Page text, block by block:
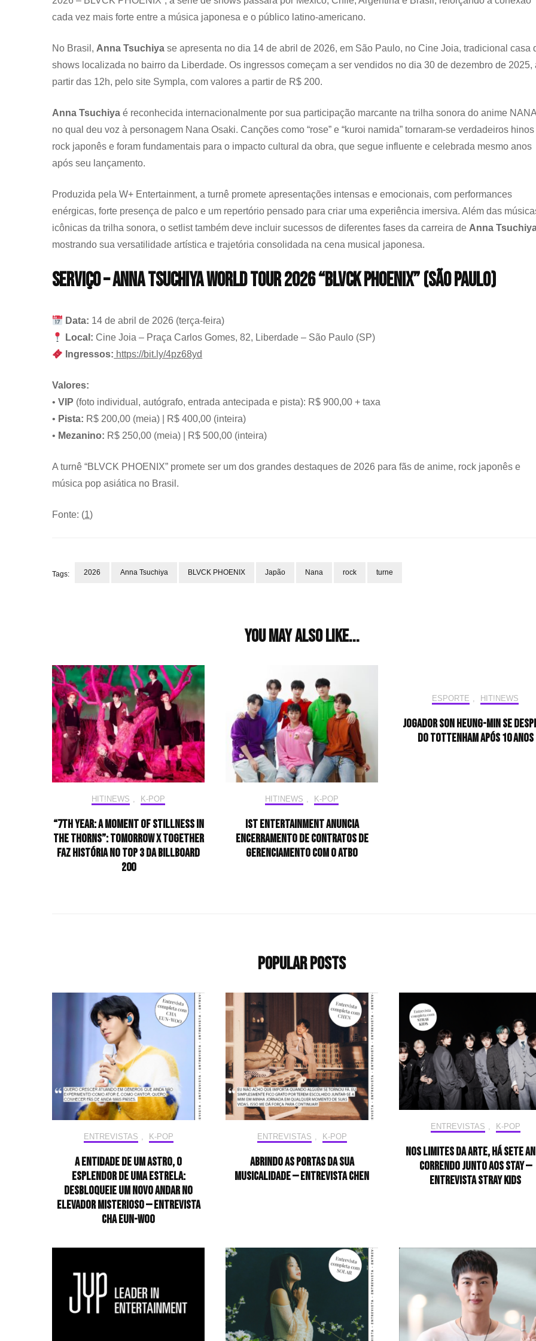
cada vez mais forte entre a música japonesa e o público latino-americano.
No Brasil, Anna Tsuchiya se apresenta no dia 14 de abril de 2026, em São Paulo, no Cine Joia, tradicional casa
shows localizada no bairro da Liberdade. Os ingressos começam a ser vendidos no dia 30 de dezembro de 2025,
partir das 12h, pelo site Sympla, com valores a partir de R$ 200.
Anna Tsuchiya é reconhecida internacionalmente por sua participação marcante na trilha sonora do anime
no qual deu voz à personagem Nana Osaki. Canções como “rose” e “kuroi namida” tornaram-se verdadeiros
rock japonês e foram fundamentais para o impacto cultural da obra, que segue influente e celebrada mesmo anos
após seu lançamento.
Produzida pela W+ Entertainment, a turnê promete apresentações intensas e emocionais, com performances
enérgicas, forte presença de palco e um repertório pensado para criar uma experiência imersiva. Além das
icônicas da trilha sonora, o setlist também deve incluir sucessos de diferentes fases da carreira de Anna
mostrando sua versatilidade artística e trajetória consolidada na cena musical japonesa.
Serviço – ANNA TSUCHIYA WORLD TOUR 2026 “BLVCK PHOENIX” (São Paulo)
Data: 14 de abril de 2026 (terça-feira)
Local: Cine Joia – Praça Carlos Gomes, 82, Liberdade – São Paulo (SP)
Ingressos: https://bit.ly/4pz68yd
Valores:
• VIP (foto individual, autógrafo, entrada antecipada e pista): R$ 900,00 + taxa
• Pista: R$ 200,00 (meia) | R$ 400,00 (inteira)
• Mezanino: R$ 250,00 (meia) | R$ 500,00 (inteira)
A turnê “BLVCK PHOENIX” promete ser um dos grandes destaques de 2026 para fãs de anime, rock japonês e
música pop asiática no Brasil.
Fonte: (1)
Tags: 2026 Anna Tsuchiya BLVCK PHOENIX Japão Nana rock turne
You may also like...
HIT!NEWS , K-POP
“7TH YEAR: A Moment of Stillness in
the Thorns”: TOMORROW X TOGETHER
faz história no Top 3 da Billboard
200
HIT!NEWS , K-POP
IST Entertainment anuncia
encerramento de contratos de
gerenciamento com o ATBO
ESPORTE , HIT!NEWS
Jogador Son Heung-min se
do Tottenham após 10 anos
Popular Posts
ENTREVISTAS K-POP
A entidade de um astro, o
esplendor de uma estrela:
desbloqueie um novo andar no
elevador misterioso — Entrevista
CHA EUN-WOO
ENTREVISTAS K-POP
Abrindo as portas da sua
musicalidade — Entrevista CHEN
ENTREVISTAS K-POP
Nos limites da arte, há sete
correndo junto aos STAY —
Entrevista Stray Kids